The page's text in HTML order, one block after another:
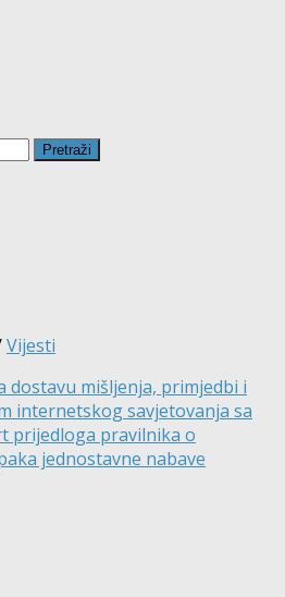
Vijesti
dostavu mišljenja, primjedbi i
internetskog savjetovanja sa
prijedloga pravilnika o
jednostavne nabave